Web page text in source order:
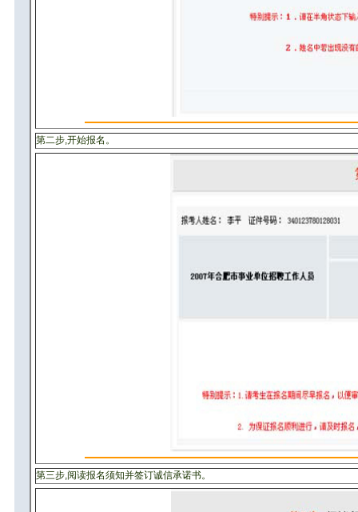
第二步,开始报名。
第三步,阅读报名须知并签订诚信承诺书。